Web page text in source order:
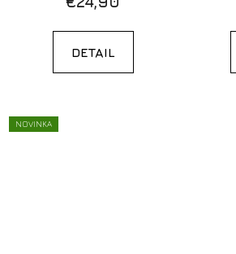
DETAIL
NOVINKA